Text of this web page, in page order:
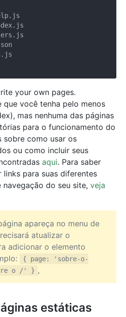
your own pages.
que você tenha pelo menos
mas nenhuma das páginas
para o funcionamento do
sobre como usar os
ou como incluir seus
aqui. Para saber
para suas diferentes
navegação do seu site, veja
apareça no menu de
atualizar o
adicionar o elemento
{ page: 'sobre-o-
o /' } ,
estáticas